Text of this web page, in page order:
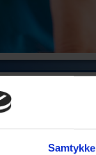
Samtykke
Alle hold